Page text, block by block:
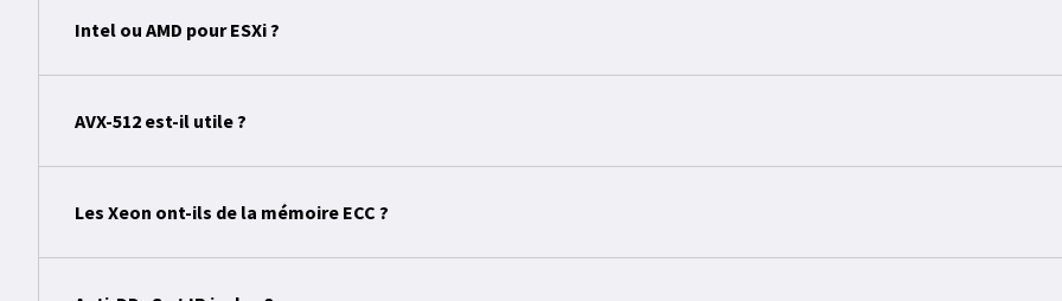
Intel ou AMD pour ESXi ?
AVX-512 est-il utile ?
Les Xeon ont-ils de la mémoire ECC ?